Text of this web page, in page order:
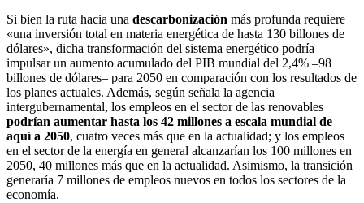
Si bien la ruta hacia una descarbonización más profunda requiere
«una inversión total en materia energética de hasta 130 billones de
dólares», dicha transformación del sistema energético podría
impulsar un aumento acumulado del PIB mundial del 2,4% –98
billones de dólares– para 2050 en comparación con los resultados de
los planes actuales. Además, según señala la agencia
intergubernamental, los empleos en el sector de las renovables
podrían aumentar hasta los 42 millones a escala mundial de
aquí a 2050, cuatro veces más que en la actualidad; y los empleos
en el sector de la energía en general alcanzarían los 100 millones en
2050, 40 millones más que en la actualidad. Asimismo, la transición
generaría 7 millones de empleos nuevos en todos los sectores de la
economía.